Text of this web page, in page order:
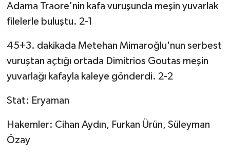
Adama Traore'nin kafa vuruşunda meşin yuvarlak
filelerle buluştu. 2-1
45+3. dakikada Metehan Mimaroğlu'nun serbest
vuruştan açtığı ortada Dimitrios Goutas meşin
yuvarlağı kafayla kaleye gönderdi. 2-2
Stat: Eryaman
Hakemler: Cihan Aydın, Furkan Ürün, Süleyman
Özay
Otomobil
Sağlık
TEKNOLOJİ